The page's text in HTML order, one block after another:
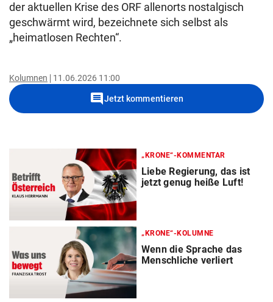
der aktuellen Krise des ORF allenorts nostalgisch
geschwärmt wird, bezeichnete sich selbst als
„heimatlosen Rechten“.
Kolumnen 11.06.2026 11:00
commentJetzt kommentieren
„KRONE“-KOMMENTAR
Liebe Regierung, das ist
jetzt genug heiße Luft!
„KRONE“-KOLUMNE
Wenn die Sprache das
Menschliche verliert